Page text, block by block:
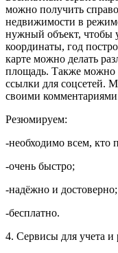
можно получить
недвижимости в
нужный объект, чтобы
координаты, год
карте можно делать
площадь. Также можно
ссылки для соцсетей.
своими
Резюмируем:
-необходимо всем, кто
-очень быстро;
-надёжно и достоверно;
-бесплатно.
4. Сервисы для учета